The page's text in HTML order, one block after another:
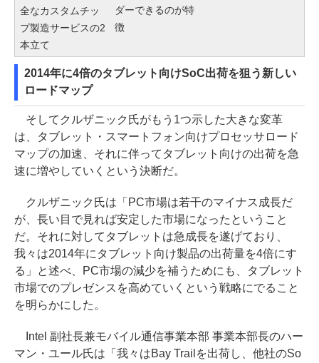
全なカスタムチッ
プ製造サービスの2
本立て
ダーできるのが特
徴
2014年に4倍のタブレット向けSoC出荷を狙う新しい
ロードマップ
そしてクルザニック氏がもう1つ示した大きな変革
は、タブレット・スマートフォン向けプロセッサロード
マップの加速、それに伴ってタブレット向けの出荷を急
速に増やしていくという決断だ。
クルザニック氏は「PC市場は若干のマイナス成長だ
が、長い目で見れば安定した市場になったということ
だ。それに対してタブレットは急成長を遂げており、
我々は2014年にタブレット向け製品の出荷量を4倍にす
る」と述べ、PC市場の減少を補うためにも、タブレット
市場でのプレゼンスを高めていくという戦略にでること
を明らかにした。
Intel 副社長兼モバイル通信事業本部 事業本部長のハー
マン・ユール氏は「我々はBay Trailを出荷し、他社のSo